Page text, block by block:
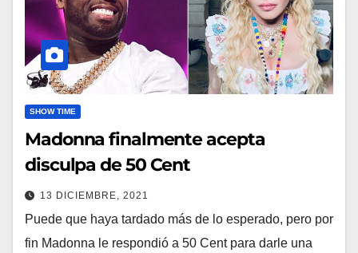
SHOW TIME
Madonna finalmente acepta
disculpa de 50 Cent
13 DICIEMBRE, 2021
Puede que haya tardado más de lo esperado, pero por
fin Madonna le respondió a 50 Cent para darle una